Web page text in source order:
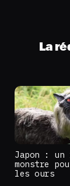
La
Japon : un
monstre
les ours